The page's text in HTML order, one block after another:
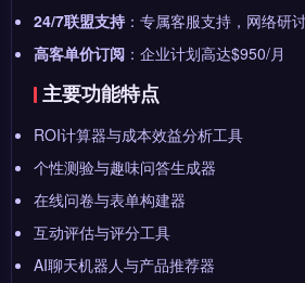
24/7联盟支持 ：专属客服支持，网络研
高客单价订阅 ：企业计划高达$950/月
主要功能特点
ROI计算器与成本效益分析工具
个性测验与趣味问答生成器
在线问卷与表单构建器
互动评估与评分工具
AI聊天机器人与产品推荐器